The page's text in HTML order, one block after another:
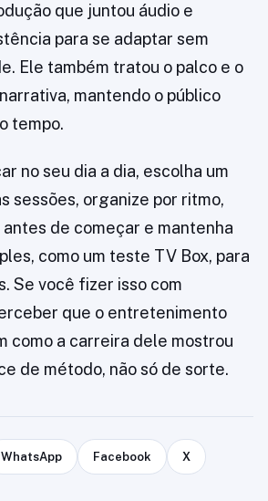
que juntou áudio e
para se adaptar sem
Ele também tratou o palco e o
mantendo o público
tempo.
no seu dia a dia, escolha um
sessões, organize por ritmo,
de começar e mantenha
como um teste TV Box, para
Se você fizer isso com
que o entretenimento
como a carreira dele mostrou
de método, não só de sorte.
WhatsApp Facebook X